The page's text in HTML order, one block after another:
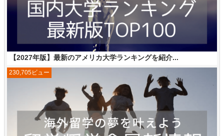
【2027年版】最新のアメリカ大学ランキングを紹介...
230,705ビュー